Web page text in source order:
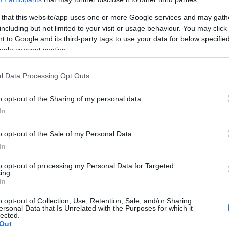
that this website/app uses one or more Google services and may
but not limited to your visit or usage behaviour. You may
to Google and its third-party tags to use your data for below
consent section.
Data Processing Opt Outs
opt-out of the Sharing of my personal data.
opt-out of the Sale of my Personal Data.
opt-out of processing my Personal Data for Targeted
opt-out of Collection, Use, Retention, Sale, and/or Sharing
Data that Is Unrelated with the Purposes for which it
den eigenen Widerstand zu überwinden -
durchaus dazu beitragen, bestimmte Probleme
sexologische Beratung
zu vereinbaren, wenn sie Schwierigkeiten
bei der sexuellen Erregung oder
Geschlechtsverkehr haben. Patienten hingegen
wenn sie sowohlSchwierigkeiten mit dem
für ihr Geschlecht sind, wie z.B. vorzeitige
auch erwähnt, dass ein Besuch bei einem
ist, die in ihrem Leben einige
Kontaktenerlebt haben.